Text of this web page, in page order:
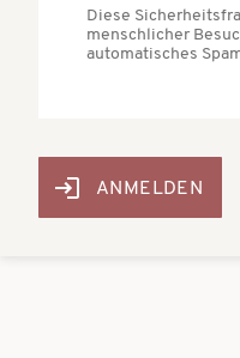
Diese
menschlicher
automatisches